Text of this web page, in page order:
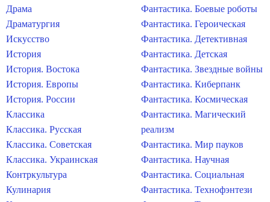
Драма
Драматургия
Искусство
История
История. Востока
История. Европы
История. России
Классика
Классика. Русская
Классика. Советская
Классика. Украинская
Контркультура
Кулинария
Фантастика. Боевые роботы
Фантастика. Героическая
Фантастика. Детективная
Фантастика. Детская
Фантастика. Звездные войны
Фантастика. Киберпанк
Фантастика. Космическая
Фантастика. Магический
реализм
Фантастика. Мир пауков
Фантастика. Научная
Фантастика. Социальная
Фантастика. Технофэнтези